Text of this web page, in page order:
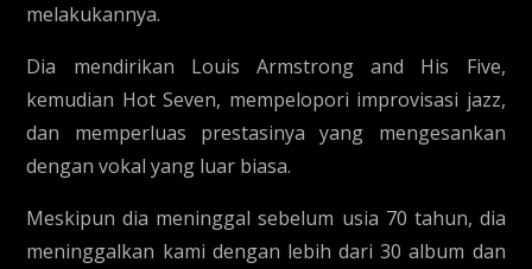
melakukannya.
Dia mendirikan Louis Armstrong and His Five,
kemudian Hot Seven, mempelopori improvisasi jazz,
dan memperluas prestasinya yang mengesankan
dengan vokal yang luar biasa.
Meskipun dia meninggal sebelum usia 70 tahun, dia
meninggalkan kami dengan lebih dari 30 album dan